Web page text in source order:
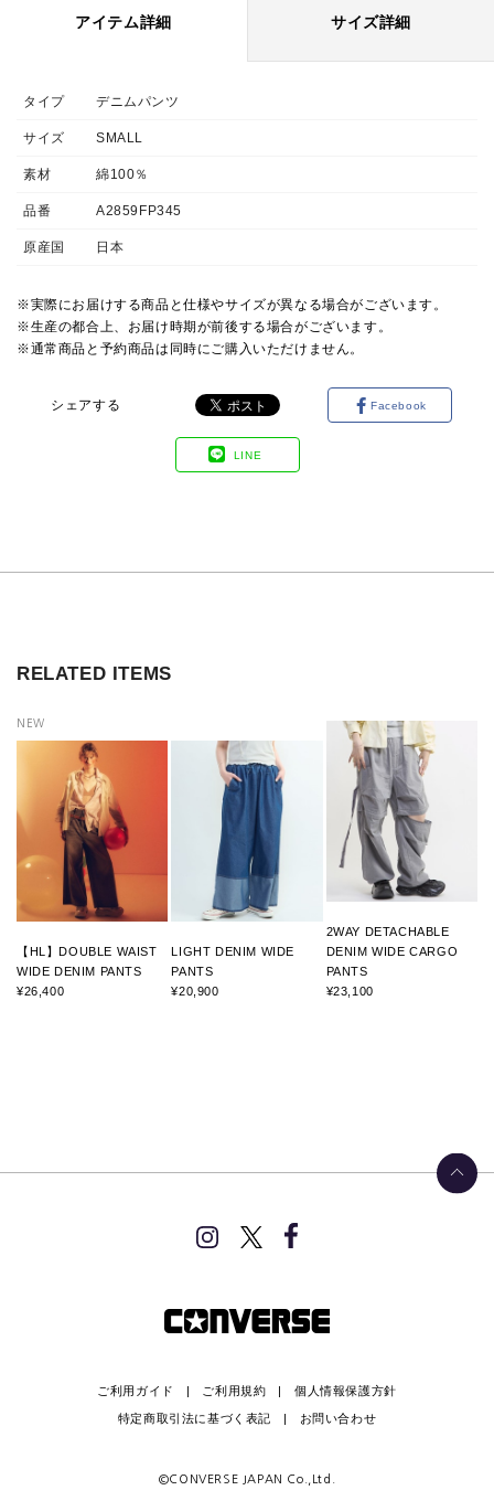
アイテム詳細 サイズ詳細
タイプ デニムパンツ
サイズ SMALL
素材 綿100％
品番 A2859FP345
原産国 日本
※実際にお届けする商品と仕様やサイズが異なる場合がございます。
※生産の都合上、お届け時期が前後する場合がございます。
※通常商品と予約商品は同時にご購入いただけません。
シェアする Facebook
LINE
RELATED ITEMS
NEW
【HL】DOUBLE WAIST
WIDE DENIM PANTS
¥26,400
LIGHT DENIM WIDE
PANTS
¥20,900
2WAY DETACHABLE
DENIM WIDE CARGO
PANTS
¥23,100
ご利用ガイド ご利用規約 個人情報保護方針
特定商取引法に基づく表記 お問い合わせ
©CONVERSE JAPAN Co.,Ltd.